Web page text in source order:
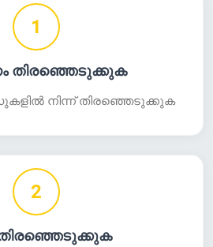
1
തിരഞ്ഞെടുക്കുക
നിന്ന് തിരഞ്ഞെടുക്കുക
2